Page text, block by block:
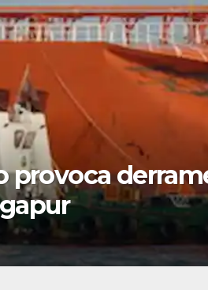
marítimo
su primer